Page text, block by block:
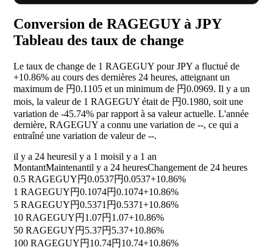
Conversion de RAGEGUY à JPY
Tableau des taux de change
Le taux de change de 1 RAGEGUY pour JPY a fluctué de
+10.86% au cours des dernières 24 heures, atteignant un
maximum de 円0.1105 et un minimum de 円0.0969. Il y a un
mois, la valeur de 1 RAGEGUY était de 円0.1980, soit une
variation de -45.74% par rapport à sa valeur actuelle. L'année
dernière, RAGEGUY a connu une variation de --, ce qui a
entraîné une variation de valeur de --.
il y a 24 heuresil y a 1 moisil y a 1 an
MontantMaintenantil y a 24 heuresChangement de 24 heures
0.5 RAGEGUY円0.0537円0.0537+10.86%
1 RAGEGUY円0.1074円0.1074+10.86%
5 RAGEGUY円0.5371 円0.5371+10.86%
10 RAGEGUY円1.07円1.07+10.86%
50 RAGEGUY円5.37円5.37+10.86%
100 RAGEGUY円10.74円10.74+10.86%